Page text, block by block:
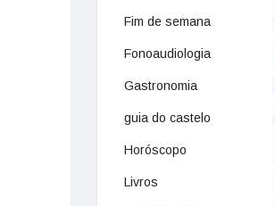
Fim de semana
Fonoaudiologia
Gastronomia
guia do castelo
Horóscopo
Livros